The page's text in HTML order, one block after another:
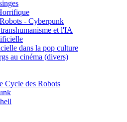
- Cyberpunk
et l'IA
dans la pop culture
au cinéma (divers)
Cycle des Robots